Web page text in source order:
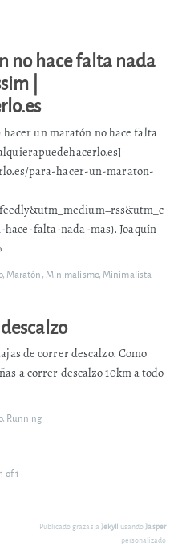
no hace falta nada
|
un maratón no hace falta
para-hacer-un-maraton-
falta-nada-mas). Joaquín
, Maratón, Minimalismo, Minimalista
de correr descalzo. Como
a correr descalzo 10km a todo
, Running
of 1
Publicado grazas a Jekyll usandoJasper
personalizado